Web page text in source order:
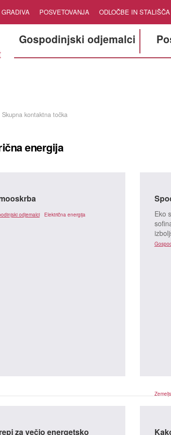
GRADIVA POSVETOVANJA ODLOČBE IN STALIŠČA
Gospodinjski odjemalci
Skupna kontaktna točka
energija
odjemalci Električna energija
Eko
za večjo energetsko